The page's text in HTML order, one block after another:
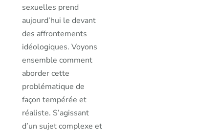
sexuelles prend
aujourd’hui le devant
des affrontements
idéologiques. Voyons
ensemble comment
aborder cette
problématique de
façon tempérée et
réaliste. S’agissant
d’un sujet complexe et